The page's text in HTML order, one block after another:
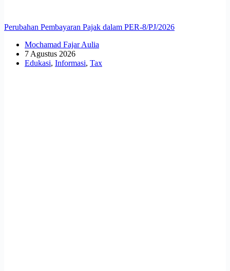
Perubahan Pembayaran Pajak dalam PER-8/PJ/2026
Mochamad Fajar Aulia
7 Agustus 2026
Edukasi, Informasi, Tax